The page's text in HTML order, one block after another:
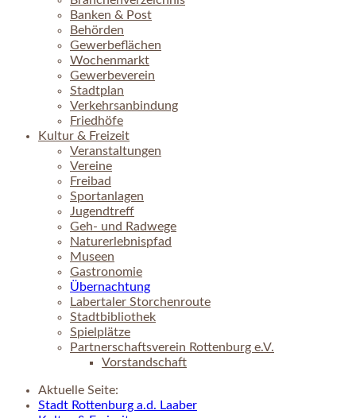
Banken & Post
Behörden
Gewerbeflächen
Wochenmarkt
Gewerbeverein
Stadtplan
Verkehrsanbindung
Friedhöfe
Kultur & Freizeit
Veranstaltungen
Vereine
Freibad
Sportanlagen
Jugendtreff
Geh- und Radwege
Naturerlebnispfad
Museen
Gastronomie
Übernachtung
Labertaler Storchenroute
Stadtbibliothek
Spielplätze
Partnerschaftsverein Rottenburg e.V.
Vorstandschaft
Aktuelle Seite:
Stadt Rottenburg a.d. Laaber